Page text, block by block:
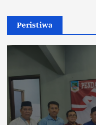
Peristiwa